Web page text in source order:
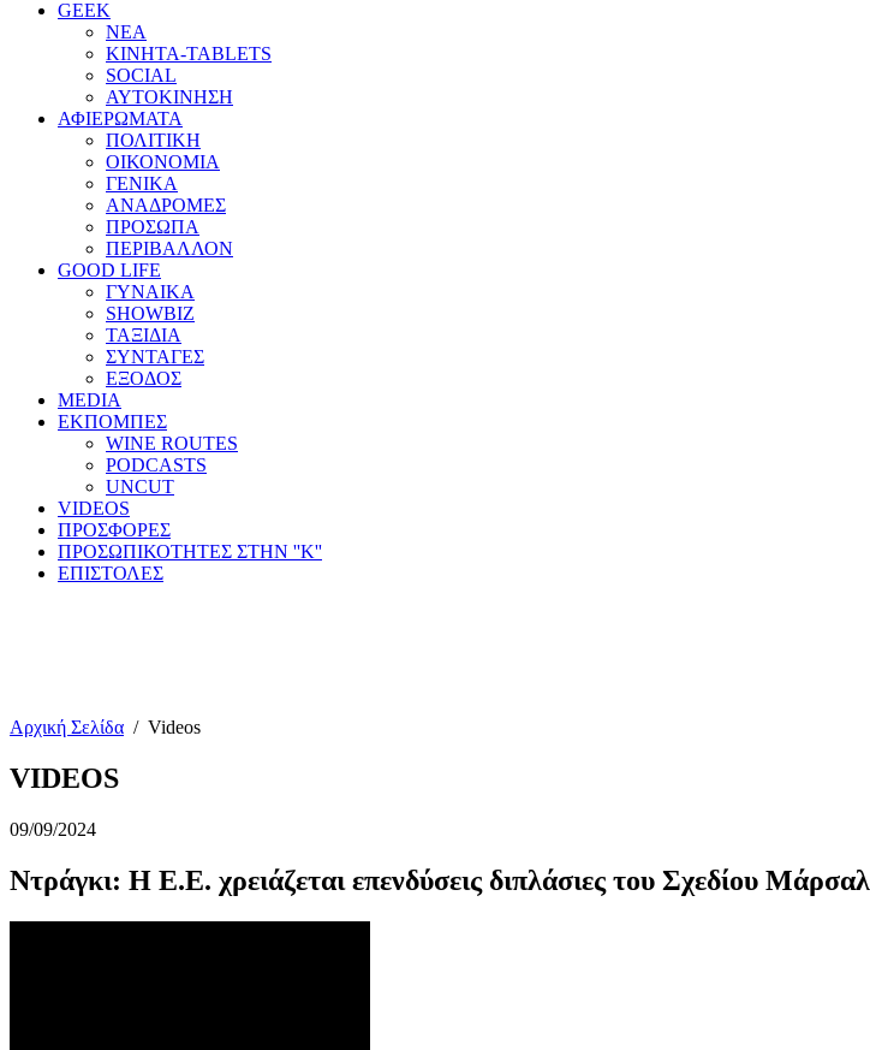
GEEK
ΝΕΑ
ΚΙΝΗΤΑ-TABLETS
SOCIAL
ΑΥΤΟΚΙΝΗΣΗ
ΑΦΙΕΡΩΜΑΤΑ
ΠΟΛΙΤΙΚΗ
ΟΙΚΟΝΟΜΙΑ
ΓΕΝΙΚΑ
ΑΝΑΔΡΟΜΕΣ
ΠΡΟΣΩΠΑ
ΠΕΡΙΒΑΛΛΟΝ
GOOD LIFE
ΓΥΝΑΙΚΑ
SHOWBIZ
ΤΑΞΙΔΙΑ
ΣΥΝΤΑΓΕΣ
ΕΞΟΔΟΣ
MEDIA
ΕΚΠΟΜΠΕΣ
WINE ROUTES
PODCASTS
UNCUT
VIDEOS
ΠΡΟΣΦΟΡΕΣ
ΠΡΟΣΩΠΙΚΟΤΗΤΕΣ ΣΤΗΝ ''Κ''
ΕΠΙΣΤΟΛΕΣ
Αρχική Σελίδα / Videos
VIDEOS
09/09/2024
Ντράγκι: Η Ε.Ε. χρειάζεται επενδύσεις διπλάσιες του Σχεδίου Μάρσαλ